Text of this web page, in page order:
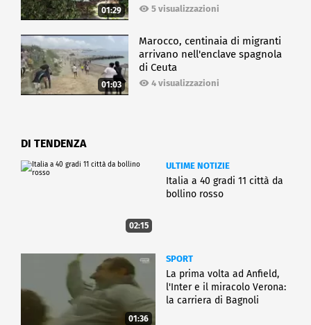
01:29 5 visualizzazioni
01:03
Marocco, centinaia di migranti
arrivano nell'enclave spagnola
di Ceuta
4 visualizzazioni
DI TENDENZA
02:15
ULTIME NOTIZIE
Italia a 40 gradi 11 città da
bollino rosso
01:36
SPORT
La prima volta ad Anfield,
l'Inter e il miracolo Verona:
la carriera di Bagnoli